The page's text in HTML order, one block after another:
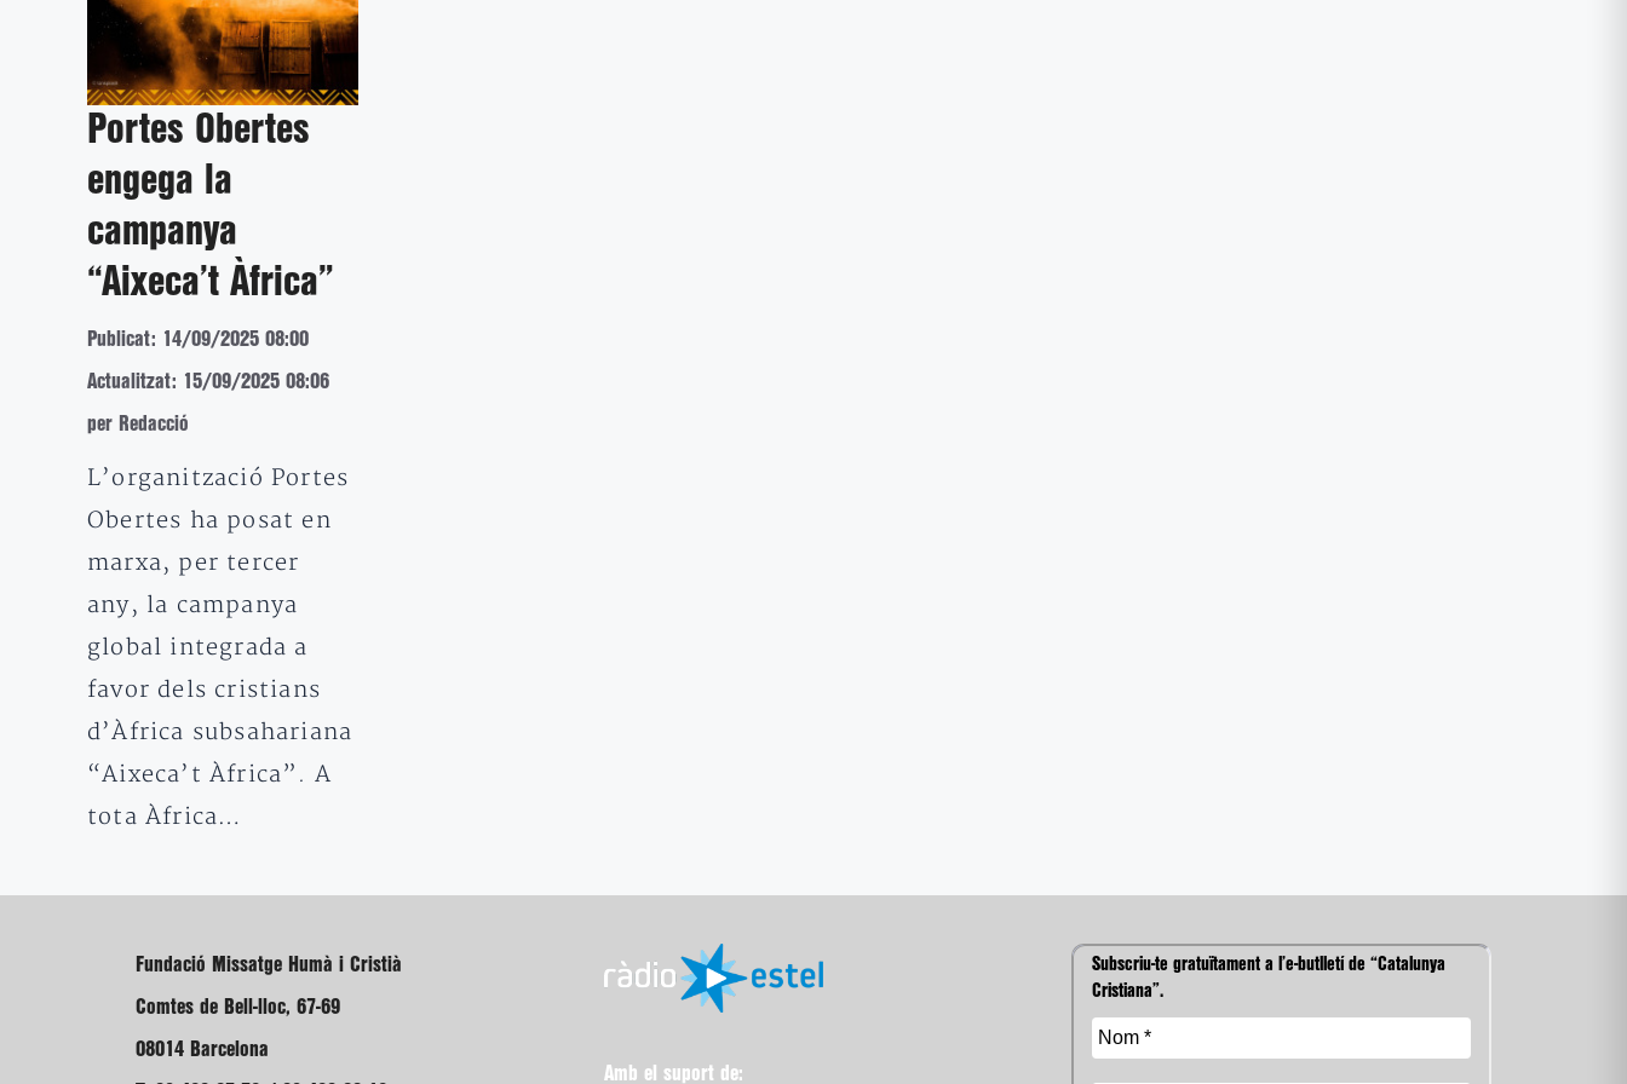
Portes Obertes
engega la
campanya
“Aixeca’t Àfrica”
Publicat: 14/09/2025 08:00
Actualitzat: 15/09/2025 08:06
per Redacció
L’organització Portes
Obertes ha posat en
marxa, per tercer
any, la campanya
global integrada a
favor dels cristians
d’Àfrica subsahariana
“Aixeca’t Àfrica”. A
tota Àfrica…
Fundació Missatge Humà i Cristià
Comtes de Bell-lloc, 67-69
08014 Barcelona
Amb el suport de:
Subscriu-te gratuïtament a l’e-butlletí de “Catalunya
Cristiana”.